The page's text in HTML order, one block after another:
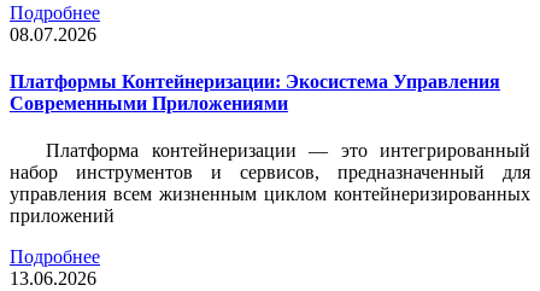
Подробнее
08.07.2026
Платформы Контейнеризации: Экосистема Управления
Современными Приложениями
Платформа контейнеризации — это интегрированный
набор инструментов и сервисов, предназначенный для
управления всем жизненным циклом контейнеризированных
приложений
Подробнее
13.06.2026